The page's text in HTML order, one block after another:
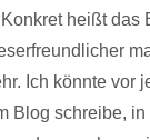
heißt das
Ich könnte vor
Blog schreibe,